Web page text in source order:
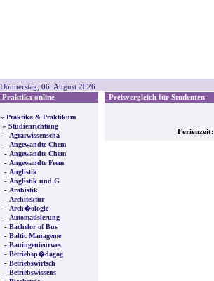
Donnerstag, 06. August 2026
Praktika online
» Praktika & Praktikum
» Studienrichtung
- Agrarwissenscha
- Angewandte Chem
- Angewandte Chem
- Angewandte Frem
- Anglistik
- Anglistik und G
- Arabistik
- Architektur
- Arch�ologie
- Automatisierung
- Bachelor of Bus
- Baltic Manageme
- Bauingenieurwes
- Betriebsp�dagog
- Betriebswirtsch
- Betriebswissens
Preisvergleich für Studenten
Ferienzeit: